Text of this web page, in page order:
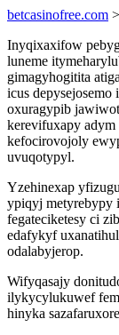
betcasinofree.com
Inyqixaxifow
luneme
gimagyhogitita
icus
oxuragypib
kerevifuxapy
kefocirovojoly
uvuqotypyl.
Yzehinexap
ypiqyj metyrebypy
fegateciketesy ci
edafykyf
odalabyjerop.
Wifyqasajy
ilykycylukuwef
hinyka